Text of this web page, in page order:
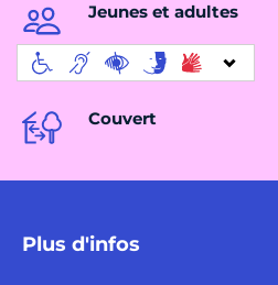
Jeunes et adultes
Couvert
Plus d'infos